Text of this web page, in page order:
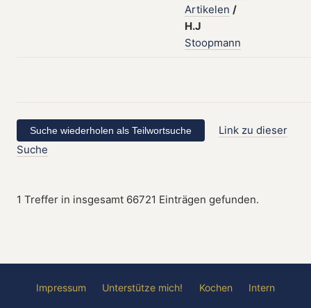
Artikelen /
H.J
Stoopmann
Link zu dieser
Suche
1 Treffer in insgesamt 66721 Einträgen gefunden.
Impressum Unterstütze mich! Kochen Intern